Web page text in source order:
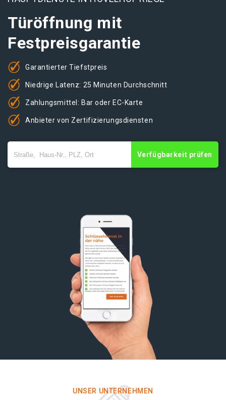
Türöffnung mit
Festpreisgarantie
Garantierter Tiefstpreis
Niedrige Latenz: 25 Minuten Durchschnitt
Zahlungsmittel: Bar oder EC-Karte
Anbieter von Zertifizierungsdiensten
Verfügbarkeit prüfen
UNSER UNTERNEHMEN